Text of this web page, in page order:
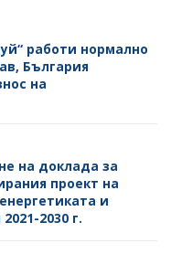
работи нормално
България
на
на доклада за
проект на
и
2030 г.